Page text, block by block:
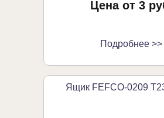
Цена от 3
Подробнее >>
Ящик FEFCO-0209